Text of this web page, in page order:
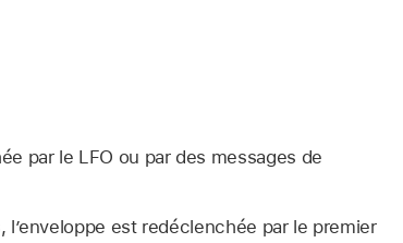
par le LFO ou par des messages de
est redéclenchée par le premier